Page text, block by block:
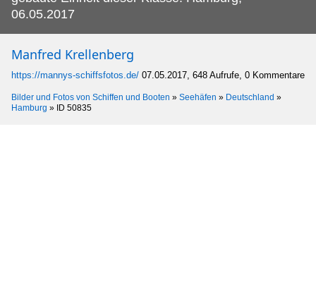
06.05.2017
Manfred Krellenberg
https://mannys-schiffsfotos.de/ 07.05.2017, 648 Aufrufe, 0 Kommentare
Bilder und Fotos von Schiffen und Booten » Seehäfen » Deutschland »
Hamburg » ID 50835